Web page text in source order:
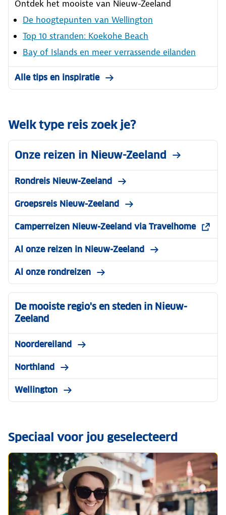
Ontdek het mooiste van Nieuw-Zeeland
De hoogtepunten van Wellington
Top 10 stranden: Koekohe Beach
Bay of Islands en meer verrassende eilanden
Alle tips en inspiratie
Welk type reis zoek je?
Onze reizen in Nieuw-Zeeland
Rondreis Nieuw-Zeeland
Groepsreis Nieuw-Zeeland
Camperreizen Nieuw-Zeeland via Travelhome
Al onze reizen in Nieuw-Zeeland
Al onze rondreizen
De mooiste regio's en steden in Nieuw-
Zeeland
Noordereiland
Northland
Wellington
Speciaal voor jou geselecteerd